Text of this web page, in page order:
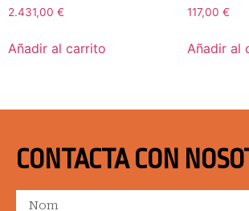
2.431,00 €
Añadir al carrito
117,00 €
Añadir al
CONTACTA CON